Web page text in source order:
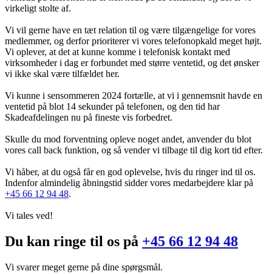
virkeligt stolte af.
Vi vil gerne have en tæt relation til og være tilgængelige for vores
medlemmer, og derfor prioriterer vi vores telefonopkald meget højt.
Vi oplever, at det at kunne komme i telefonisk kontakt med
virksomheder i dag er forbundet med større ventetid, og det ønsker
vi ikke skal være tilfældet her.
Vi kunne i sensommeren 2024 fortælle, at vi i gennemsnit havde en
ventetid på blot 14 sekunder på telefonen, og den tid har
Skadeafdelingen nu på fineste vis forbedret.
Skulle du mod forventning opleve noget andet, anvender du blot
vores call back funktion, og så vender vi tilbage til dig kort tid efter.
Vi håber, at du også får en god oplevelse, hvis du ringer ind til os.
Indenfor almindelig åbningstid sidder vores medarbejdere klar på
+45 66 12 94 48.
Vi tales ved!
Du kan ringe til os på +45 66 12 94 48
Vi svarer meget gerne på dine spørgsmål.